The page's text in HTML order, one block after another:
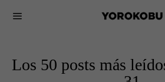
Los 50 posts más